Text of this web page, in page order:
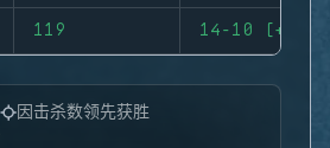
119 14-10 (+4)
因击杀数领先获胜